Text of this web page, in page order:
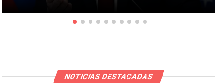
NOTICIAS DESTACADAS